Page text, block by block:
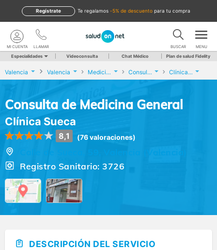
te regalamos -5% de descuento para tu compra
Regístrate
LLAMAR
MI CUENTA BUSCAR MENU
Especialidades Videoconsulta Chat Médico Plan de salud Fidelity
Valencia Valencia Medicina General Consulta de Medicina General Clínica Sueca
Consulta de Medicina General
Clínica Sueca
8,1 (76 valoraciones)
Registro Sanitario: 3726
DESCRIPCIÓN DEL SERVICIO